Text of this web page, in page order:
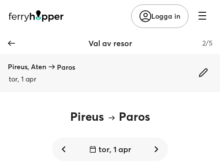
Logga in
Val av resor 2/5
Pireus, Aten
Paros
tor, 1 apr
Pireus Paros
tor, 1 apr